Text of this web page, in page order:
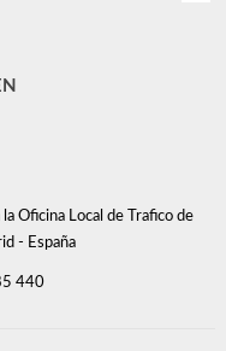
Oficina Local de Trafico de
- España
440